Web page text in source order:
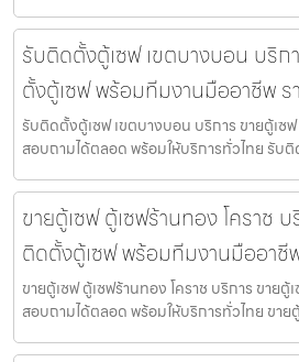
รับติดตั้งตู้เซฟ เขตบางบอน บริก
ตั้งตู้เซฟ พร้อมทีมงานมืออาชีพ ร
รับติดตั้งตู้เซฟ เขตบางบอน บริการ ขายตู้เ
สอบถามได้ตลอด พร้อมให้บริการทั่วไทย รับ
ขายตู้เซฟ ตู้เซฟร้านทอง โคราช
ติดตั้งตู้เซฟ พร้อมทีมงานมืออาชี
ขายตู้เซฟ ตู้เซฟร้านทอง โคราช บริการ ขาย
สอบถามได้ตลอด พร้อมให้บริการทั่วไทย ขาย